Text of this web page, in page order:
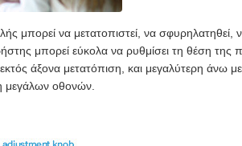
μπορεί να μετατοπιστεί, να σφυρηλατηθεί,
μπορεί εύκολα να ρυθμίσει τη θέση της
άξονα μετατόπιση, και μεγαλύτερη άνω
μεγάλων οθονών.